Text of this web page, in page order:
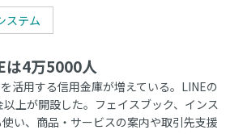
ステム
4万5000人
活用する信用金庫が増えている。LINEの
上が開設した。フェイスブック、インス
い、商品・サービスの案内や取引先支援